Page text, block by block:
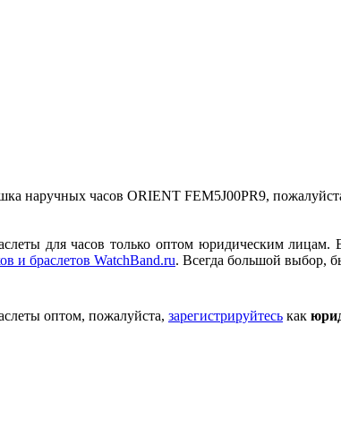
наручных часов ORIENT FEM5J00PR9,
для часов только оптом юридическим
и браслетов WatchBand.ru. Всегда большой выбор,
оптом, пожалуйста, зарегистрируйтесь как